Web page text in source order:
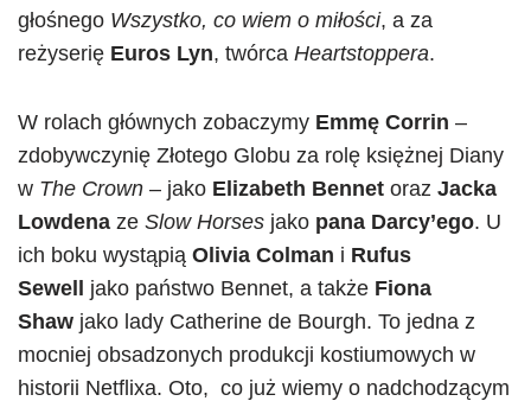
głośnego Wszystko, co wiem o miłości, a za
reżyserię Euros Lyn, twórca Heartstoppera.
W rolach głównych zobaczymy Emmę Corrin –
zdobywczynię Złotego Globu za rolę księżnej Diany
w The Crown – jako Elizabeth Bennet oraz Jacka
Lowdena ze Slow Horses jako pana Darcy’ego. U
ich boku wystąpią Olivia Colman i Rufus
Sewell
jako państwo Bennet, a także Fiona
Shaw jako lady Catherine de Bourgh. To jedna z
mocniej obsadzonych produkcji kostiumowych w
historii Netflixa. Oto, co już wiemy o nadchodzącym